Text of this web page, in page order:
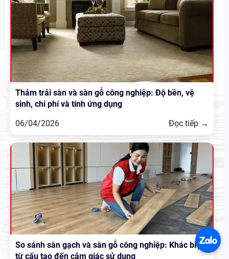
Thảm trải sàn và sàn gỗ công nghiệp: Độ bền, vệ
sinh, chi phí và tính ứng dụng
06/04/2026
Đọc tiếp →
So sánh sàn gạch và sàn gỗ công nghiệp: Khác biệt
từ cấu tạo đến cảm giác sử dụng